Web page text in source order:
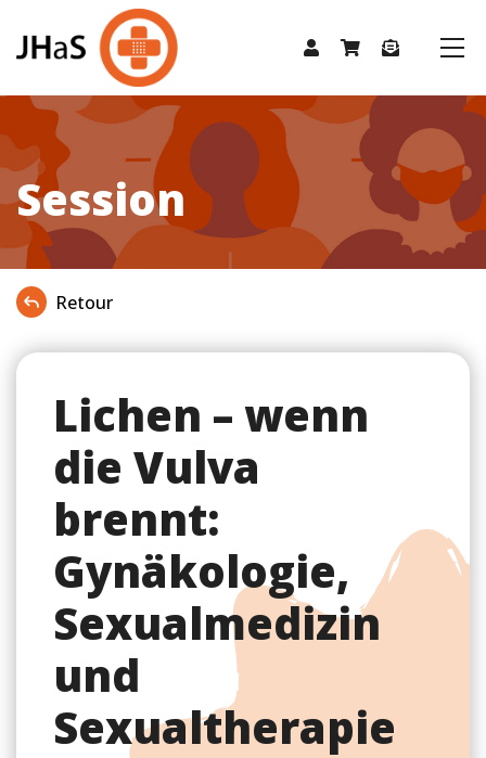
Session
Retour
Lichen – wenn
die Vulva
brennt:
Gynäkologie,
Sexualmedizin
und
Sexualtherapie